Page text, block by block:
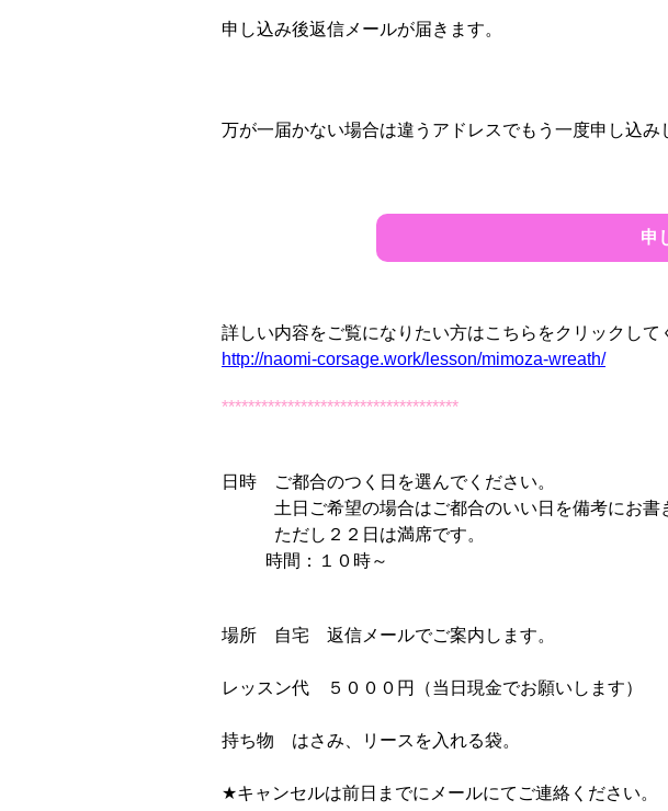
申し込み後返信メールが届きます。
万が一届かない場合は違うアドレスでもう一度申し込み
申
詳しい内容をご覧になりたい方はこちらをクリックして
http://naomi-corsage.work/lesson/mimoza-wreath/
************************************
日時 ご都合のつく日を選んでください。
土日ご希望の場合はご都合のいい日を備考にお書き
ただし２２日は満席です。
時間：１０時～
場所 自宅 返信メールでご案内します。
レッスン代 ５０００円（当日現金でお願いします）
持ち物 はさみ、リースを入れる袋。
★キャンセルは前日までにメールにてご連絡ください。